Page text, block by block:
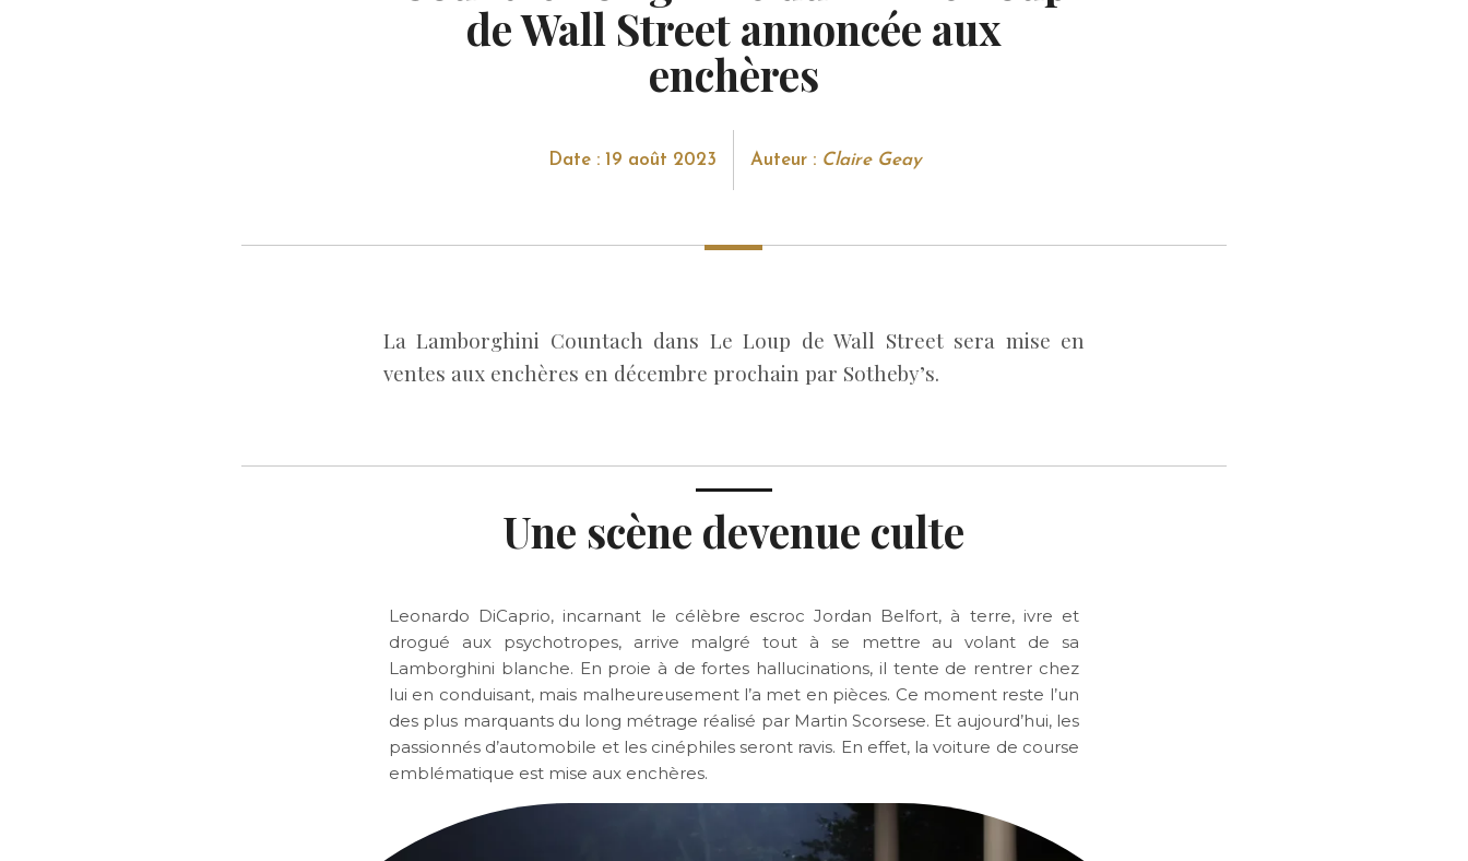
de Wall Street annoncée aux
enchères
Date : 19 août 2023 Auteur : Claire Geay
La Lamborghini Countach dans Le Loup de Wall Street sera mise en
ventes aux enchères en décembre prochain par Sotheby’s.
Une scène devenue culte
Leonardo DiCaprio, incarnant le célèbre escroc Jordan Belfort, à terre, ivre et
drogué aux psychotropes, arrive malgré tout à se mettre au volant de sa
Lamborghini blanche. En proie à de fortes hallucinations, il tente de rentrer chez
lui en conduisant, mais malheureusement l’a met en pièces. Ce moment reste l’un
des plus marquants du long métrage réalisé par Martin Scorsese. Et aujourd’hui, les
passionnés d’automobile et les cinéphiles seront ravis. En effet, la voiture de course
emblématique est mise aux enchères.